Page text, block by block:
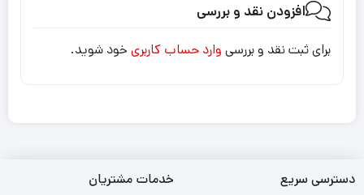
افزودن نقد و بررسی
برای ثبت نقد و بررسی وارد حساب کاربری خود شوید.
دسترسی سریع خدمات مشتریان